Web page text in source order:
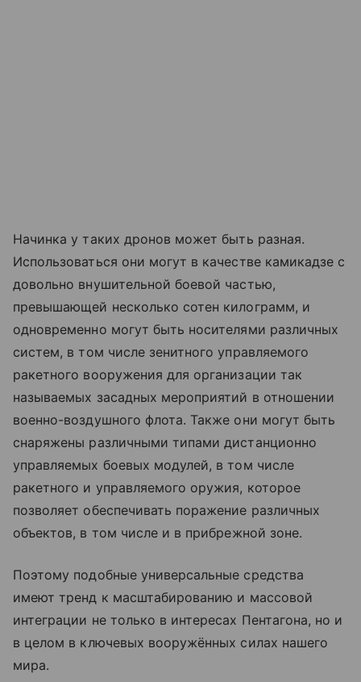
Начинка у таких дронов может быть разная.
Использоваться они могут в качестве камикадзе с
довольно внушительной боевой частью,
превышающей несколько сотен килограмм, и
одновременно могут быть носителями различных
систем, в том числе зенитного управляемого
ракетного вооружения для организации так
называемых засадных мероприятий в отношении
военно-воздушного флота. Также они могут быть
снаряжены различными типами дистанционно
управляемых боевых модулей, в том числе
ракетного и управляемого оружия, которое
позволяет обеспечивать поражение различных
объектов, в том числе и в прибрежной зоне.
Поэтому подобные универсальные средства
имеют тренд к масштабированию и массовой
интеграции не только в интересах Пентагона, но и
в целом в ключевых вооружённых силах нашего
мира.